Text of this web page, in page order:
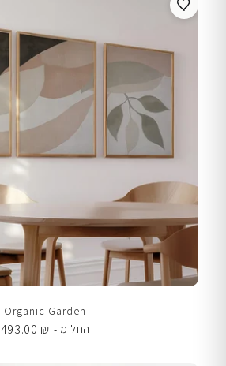
Organic Garden
החל מ -
493.00 ₪